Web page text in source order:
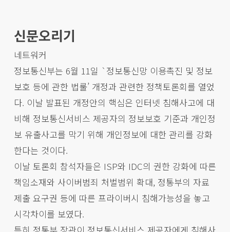
신문오리기
네트워커
정보통신부는 6월 11일 `정보통신망 이용촉진 및 정보
보호 등에 관한 법룰’ 개정과 관련한 정책토론회를 열었
다. 이날 발표된 개정안의 핵심은 인터넷 침해사고에 대
비해 정보통신서비스 제공자의 정보보호 기준과 개인정
보 유출사고를 막기 위해 개인정보에 대한 관리를 강화
한다는 것이다.
이날 토론회 참석자들은 ISP와 IDC의 권한 강화에 따른
책임소재와 사이버범죄 처벌범위 확대, 정통부의 자료
제출 요구권 등에 따른 프라이버시 침해가능성을 놓고
시각차이를 보였다.